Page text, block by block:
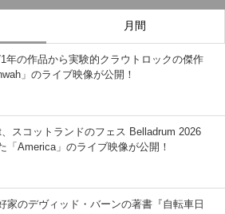
月間
年の作品から実験的クラウトロックの傑作
」のライブ映像が公開！
、スコットランドのフェス Belladrum 2026
「America」のライブ映像が公開！
家のデヴィッド・バーンの著書『自転車日